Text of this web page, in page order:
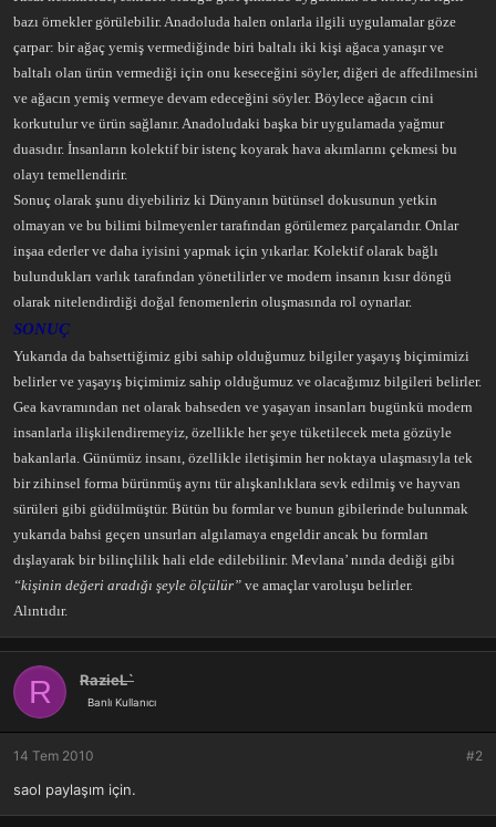
bazı örnekler görülebilir. Anadoluda halen onlarla ilgili uygulamalar göze
çarpar: bir ağaç yemiş vermediğinde biri baltalı iki kişi ağaca yanaşır ve
baltalı olan ürün vermediği için onu keseceğini söyler, diğeri de affedilmesini
ve ağacın yemiş vermeye devam edeceğini söyler. Böylece ağacın cini
korkutulur ve ürün sağlanır. Anadoludaki başka bir uygulamada yağmur
duasıdır. İnsanların kolektif bir istenç koyarak hava akımlarını çekmesi bu
olayı temellendirir.
Sonuç olarak şunu diyebiliriz ki Dünyanın bütünsel dokusunun yetkin
olmayan ve bu bilimi bilmeyenler tarafından görülemez parçalarıdır. Onlar
inşaa ederler ve daha iyisini yapmak için yıkarlar. Kolektif olarak bağlı
bulundukları varlık tarafından yönetilirler ve modern insanın kısır döngü
olarak nitelendirdiği doğal fenomenlerin oluşmasında rol oynarlar.
SONUÇ
Yukarıda da bahsettiğimiz gibi sahip olduğumuz bilgiler yaşayış biçimimizi
belirler ve yaşayış biçimimiz sahip olduğumuz ve olacağımız bilgileri belirler.
Gea kavramından net olarak bahseden ve yaşayan insanları bugünkü modern
insanlarla ilişkilendiremeyiz, özellikle her şeye tüketilecek meta gözüyle
bakanlarla. Günümüz insanı, özellikle iletişimin her noktaya ulaşmasıyla tek
bir zihinsel forma bürünmüş aynı tür alışkanlıklara sevk edilmiş ve hayvan
sürüleri gibi güdülmüştür. Bütün bu formlar ve bunun gibilerinde bulunmak
yukarıda bahsi geçen unsurları algılamaya engeldir ancak bu formları
dışlayarak bir bilinçlilik hali elde edilebilinir. Mevlana’ nında dediği gibi
“kişinin değeri aradığı şeyle ölçülür” ve amaçlar varoluşu belirler.
Alıntıdır.
R RazieL`
Banlı Kullanıcı
14 Tem 2010 #2
saol paylaşım için.